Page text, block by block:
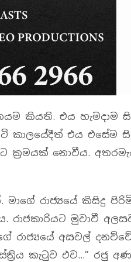
කියති. එය හැමදාම
කාලයේදීත් එය එසේම
ක්‍රමයක් නොවීය.
රාජ්‍යයේ කිසිදු
රාජකාරියට මුවාවී
රාජ්‍යයේ අසවල්
කැටුව එව…” රජු